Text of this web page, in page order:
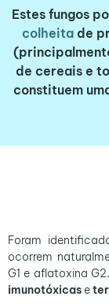
Estes fungos
colheita de
de cereais e
constituem
Foram
ocorrem
G1 e aflatoxina
imunotóxicas e